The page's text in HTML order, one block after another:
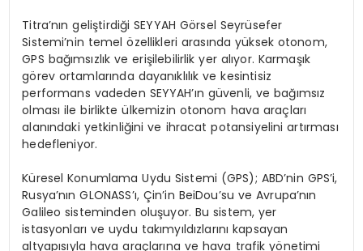
Titra’nın geliştirdiği SEYYAH Görsel Seyrüsefer
Sistemi’nin temel özellikleri arasında yüksek otonom,
GPS bağımsızlık ve erişilebilirlik yer alıyor. Karmaşık
görev ortamlarında dayanıklılık ve kesintisiz
performans vadeden SEYYAH’ın güvenli, ve bağımsız
olması ile birlikte ülkemizin otonom hava araçları
alanındaki yetkinliğini ve ihracat potansiyelini artırması
hedefleniyor.
Küresel Konumlama Uydu Sistemi (GPS); ABD’nin GPS’i,
Rusya’nın GLONASS’ı, Çin’in BeiDou’su ve Avrupa’nın
Galileo sisteminden oluşuyor. Bu sistem, yer
istasyonları ve uydu takımyıldızlarını kapsayan
altyapısıyla hava araçlarına ve hava trafik yönetimi